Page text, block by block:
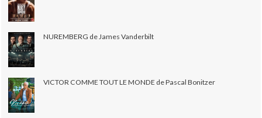
NUREMBERG de James Vanderbilt
VICTOR COMME TOUT LE MONDE de Pascal Bonitzer